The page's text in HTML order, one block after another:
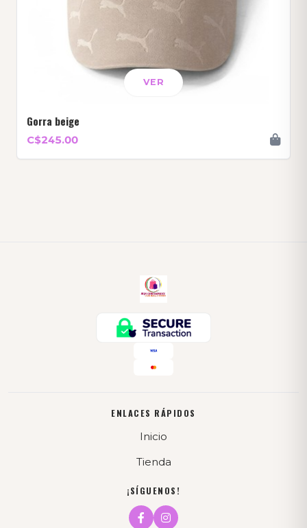
VER
Gorra beige
C$245.00
ENLACES RÁPIDOS
Inicio
Tienda
¡SÍGUENOS!